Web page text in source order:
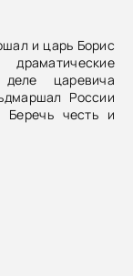
и царь Борис
царевича
России
Беречь честь и
сохраняет все.
дипломат и по-
и